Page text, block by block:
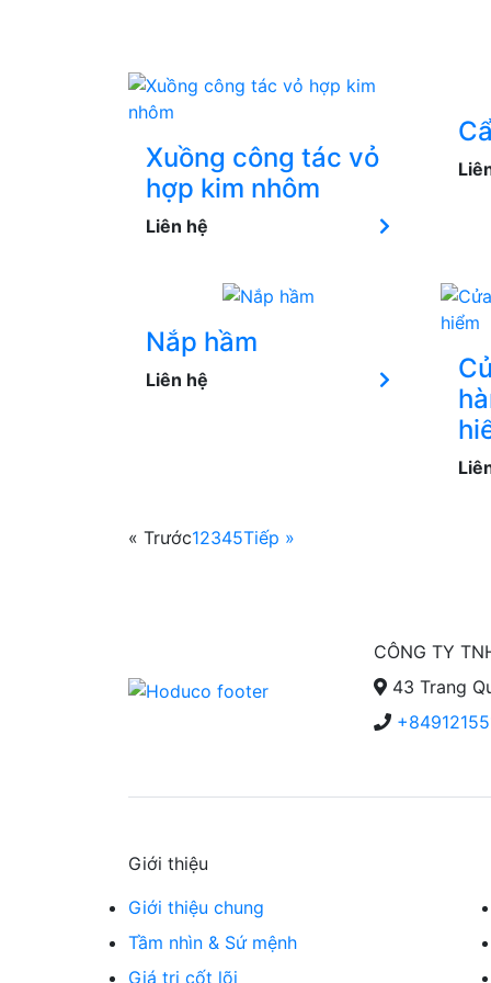
Xuồng công tác vỏ
hợp kim nhôm
Liên hệ
Nắp hầm
Liên hệ
« Trước12345Tiếp »
CÔNG TY
43 Trang
Giới thiệu
Giới thiệu chung
Tầm nhìn & Sứ mệnh
Giá trị cốt lõi